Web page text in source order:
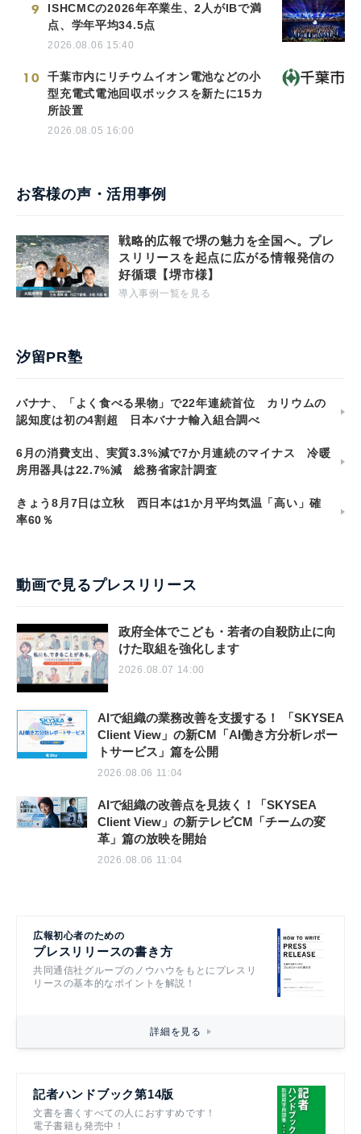
9
ISHCMCの2026年卒業生、2人がIBで満
点、学年平均34.5点
2026.08.06 15:40
10
千葉市内にリチウムイオン電池などの小
型充電式電池回収ボックスを新たに15カ
所設置
2026.08.05 16:00
お客様の声・活用事例
戦略的広報で堺の魅力を全国へ。プレ
スリリースを起点に広がる情報発信の
好循環【堺市様】
導入事例一覧を見る
汐留PR塾
バナナ、「よく食べる果物」で22年連続首位 カリウムの
認知度は初の4割超 日本バナナ輸入組合調べ
6月の消費支出、実質3.3%減で7か月連続のマイナス 冷暖
房用器具は22.7%減 総務省家計調査
きょう8月7日は立秋 西日本は1か月平均気温「高い」確
率60％
動画で見るプレスリリース
政府全体でこども・若者の自殺防止に向
けた取組を強化します
2026.08.07 14:00
AIで組織の業務改善を支援する！ 「SKYSEA
Client View」の新CM「AI働き方分析レポー
トサービス」篇を公開
2026.08.06 11:04
AIで組織の改善点を見抜く！「SKYSEA
Client View」の新テレビCM「チームの変
革」篇の放映を開始
2026.08.06 11:04
広報初心者のための
プレスリリースの書き方
共同通信社グループのノウハウをもとにプレスリ
リースの基本的なポイントを解説！
詳細を見る
記者ハンドブック第14版
文書を書くすべての人におすすめです！
電子書籍も発売中！